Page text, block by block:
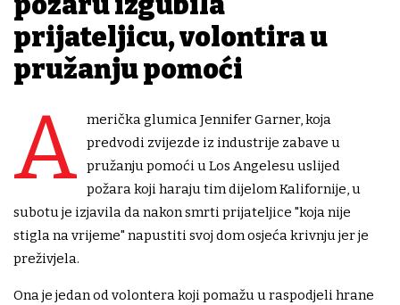
prijateljicu, volontira u
pružanju pomoći
A
merička glumica Jennifer Garner, koja
predvodi zvijezde iz industrije zabave u
pružanju pomoći u Los Angelesu uslijed
požara koji haraju tim dijelom Kalifornije, u
subotu je izjavila da nakon smrti prijateljice "koja nije
stigla na vrijeme" napustiti svoj dom osjeća krivnju jer je
preživjela.
Ona je jedan od volontera koji pomažu u raspodjeli hrane